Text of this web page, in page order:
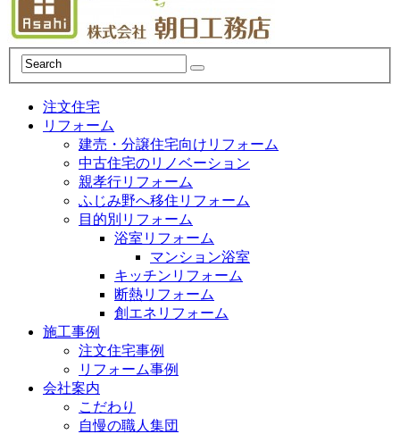
注文住宅
リフォーム
建売・分譲住宅向けリフォーム
中古住宅のリノベーション
親孝行リフォーム
ふじみ野へ移住リフォーム
目的別リフォーム
浴室リフォーム
マンション浴室
キッチンリフォーム
断熱リフォーム
創エネリフォーム
施工事例
注文住宅事例
リフォーム事例
会社案内
こだわり
自慢の職人集団